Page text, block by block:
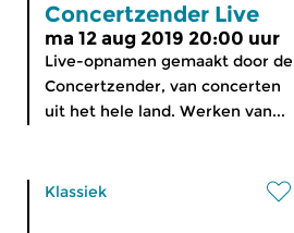
Concertzender Live
ma 12 aug 2019 20:00 uur
Live-opnamen gemaakt door de
Concertzender, van concerten
uit het hele land. Werken van...
Klassiek